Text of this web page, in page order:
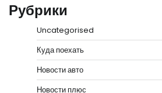
Рубрики
Uncategorised
Куда поехать
Новости авто
Новости плюс